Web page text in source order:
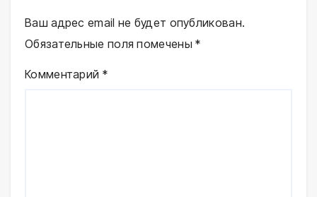
Ваш адрес email не будет опубликован.
Обязательные поля помечены*
Комментарий *